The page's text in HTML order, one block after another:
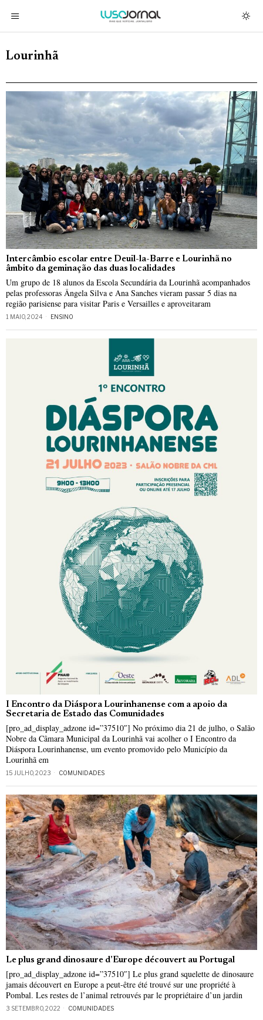
Lourinhã
Intercâmbio escolar entre Deuil-la-Barre e Lourinhã no
âmbito da geminação das duas localidades
Um grupo de 18 alunos da Escola Secundária da Lourinhã acompanhados
pelas professoras Ângela Silva e Ana Sanches vieram passar 5 dias na
região parisiense para visitar Paris e Versailles e aproveitaram
1 MAIO, 2024 ENSINO
I Encontro da Diáspora Lourinhanense com a apoio da
Secretaria de Estado das Comunidades
[pro_ad_display_adzone id=”37510″] No próximo dia 21 de julho, o Salão
Nobre da Câmara Municipal da Lourinhã vai acolher o I Encontro da
Diáspora Lourinhanense, um evento promovido pelo Município da
Lourinhã em
15 JULHO, 2023 COMUNIDADES
Le plus grand dinosaure d’Europe découvert au Portugal
[pro_ad_display_adzone id=”37510″] Le plus grand squelette de dinosaure
jamais découvert en Europe a peut-être été trouvé sur une propriété à
Pombal. Les restes de l’animal retrouvés par le propriétaire d’un jardin
3 SETEMBRO, 2022 COMUNIDADES